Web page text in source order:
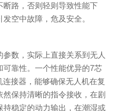
断路，否则轻则导致性能下
空中故障，危及安全。
参数，实际上直接关系到无人
可靠性。一个性能优异的7芯
连接器，能够确保无人机在复
然保持清晰的指令接收，在剧
持稳定的动力输出，在潮湿或